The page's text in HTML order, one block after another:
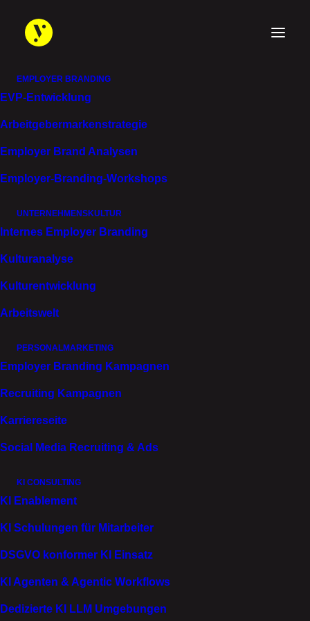
EMPLOYER BRANDING
EVP-Entwicklung
Arbeitgebermarken­strategie
Employer Brand Analysen
Employer-Branding-Workshops
UNTERNEHMENSKULTUR
Internes Employer Branding
Kulturanalyse
Kulturentwicklung
Arbeitswelt
PERSONALMARKETING
Employer Branding Kampagnen
Recruiting Kampagnen
Karriereseite
Social Media Recruiting & Ads
KI CONSULTING
KI Enablement
KI Schulungen für Mitarbeiter
DSGVO konformer KI Einsatz
KI Agenten & Agentic Workflows
Dedizierte KI LLM Umgebungen
Württembergische Gemeinde-Versicherung a. G.
EINE ARBEIT­GEBER­
MARKE, DIE
HALTUNG ZEIGT
Leistungen
Employer Branding
Foto-/Videoshooting
Kampagnenentwicklung
Versicherungen a.G.) zählt zu den traditionsreichsten
Versicherungsgesellschaften des Landes und steht